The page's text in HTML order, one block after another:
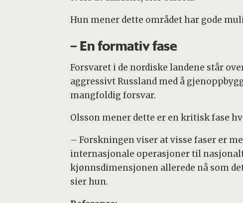
Hun mener dette området har gode
– En formativ fase
Forsvaret i de nordiske landene står
aggressivt Russland med å
mangfoldig forsvar.
Olsson mener dette er en kritisk fase
– Forskningen viser at visse faser er
internasjonale operasjoner til
kjønnsdimensjonen allerede nå som
sier hun.